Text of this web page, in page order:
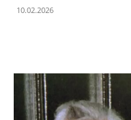
10.02.2026